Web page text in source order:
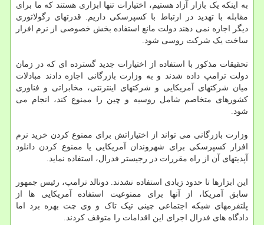
به اینکه یک بازار آزاد هستیم، اختیارات تنها ابزاری هستند که ما برای
مقابله با تهدید در ارتباط با کسپرسکی داریم. قدرتهای رگولاتوری
دیگر اجازه نمی دهند دولت مانع استفاده بخش خصوصی از نرم افزار
ساخت یک شرکت روسی شود.
تحقیقات مذکور با استفاده از اختیارات جدید گسترده ای که در زمان
دولت ترامپ داده شدند و به وزارت بازرگانی اجازه دادند مبادلات
میان شرکتهای آمریکایی و شرکتهای اینترنتی، مخابراتی و فناوری
کشورهای متخاصم شامل روسیه و چین را ممنوع کند، انجام می
شود.
وزارت بازرگانی می تواند از اختیاراتش برای ممنوع کردن خرید نرم
افزار کسپرسکی برای شهروندان آمریکایی یا ممنوع کردن دانلود
آپدیتهای آن از راه مقررات در رجیستر فدرال، استفاده نماید.
این ابزارها تا حدود زیادی استفاده نشدند. دونالد ترامپ، رئیس جمهور
سابق آمریکا، از آنها برای ممنوعیت استفاده آمریکایی ها از
پلتفرمهای شبکه اجتماعی چینی تیک تاک و وی چت بهره برد اما
دادگاه های فدرال اجرای این اقدامات را متوقف کردند.